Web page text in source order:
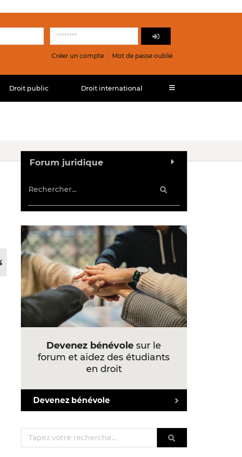
Créer un compte Mot de passe oublié
Droit public Droit international
Forum juridique
Devenez bénévole sur le
forum et aidez des étudiants
en droit
Devenez bénévole